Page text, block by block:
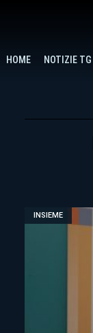
HOME NOTIZIE TG
INSIEME